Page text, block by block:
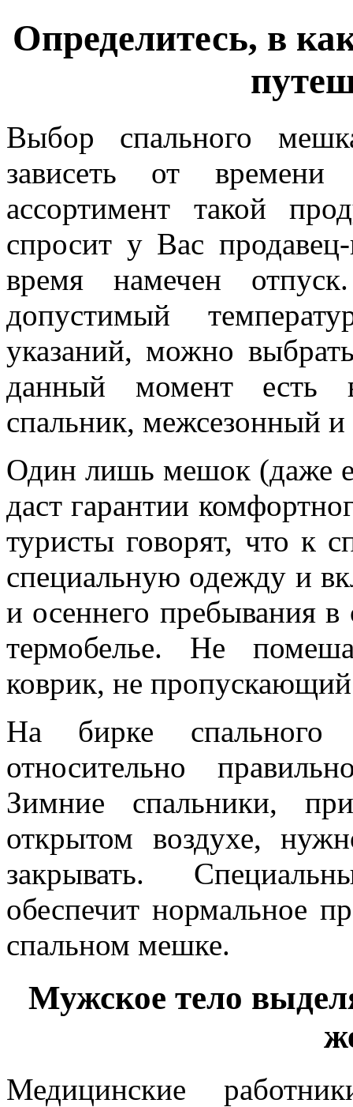
Определитесь, в
Выбор спального
зависеть от
ассортимент такой
спросит у Вас
время намечен
допустимый
указаний, можно
данный момент есть
спальник, межсезонный
Один лишь мешок (даже
даст гарантии
туристы говорят, что к
специальную одежду и
и осеннего пребывания
термобелье. Не
коврик, не
На бирке спального
относительно
Зимние спальники,
открытом воздухе,
закрывать.
обеспечит нормальное
спальном мешке.
Мужское тело
Медицинские